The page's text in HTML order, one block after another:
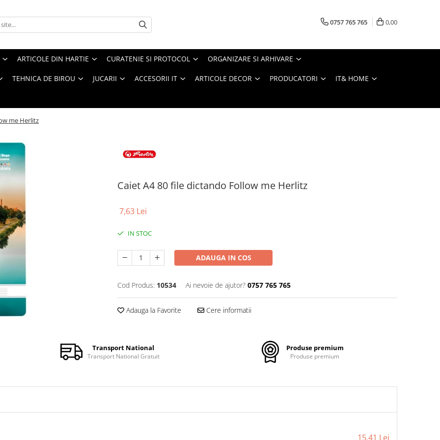
0757 765 765 0,00
ARTICOLE DIN HARTIE CURATENIE SI PROTOCOL ORGANIZARE SI ARHIVARE
TEHNICA DE BIROU JUCARII ACCESORII IT ARTICOLE DECOR PRODUCATORI IT& HOME
me Herlitz
Caiet A4 80 file dictando Follow me Herlitz
7,63 Lei
IN STOC
ADAUGA IN COS
Cod Produs: 10534 Ai nevoie de ajutor? 0757 765 765
Adauga la Favorite Cere informatii
Transport National
Transport National Gratuit
Produse premium
Produse premium
15,41 Lei